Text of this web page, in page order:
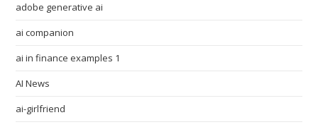
adobe generative ai
ai companion
ai in finance examples 1
AI News
ai-girlfriend